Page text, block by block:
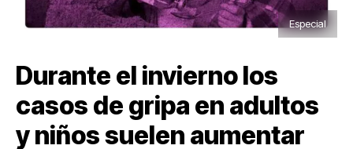
Especial
Durante el invierno los
casos de gripa en adultos
y niños suelen aumentar